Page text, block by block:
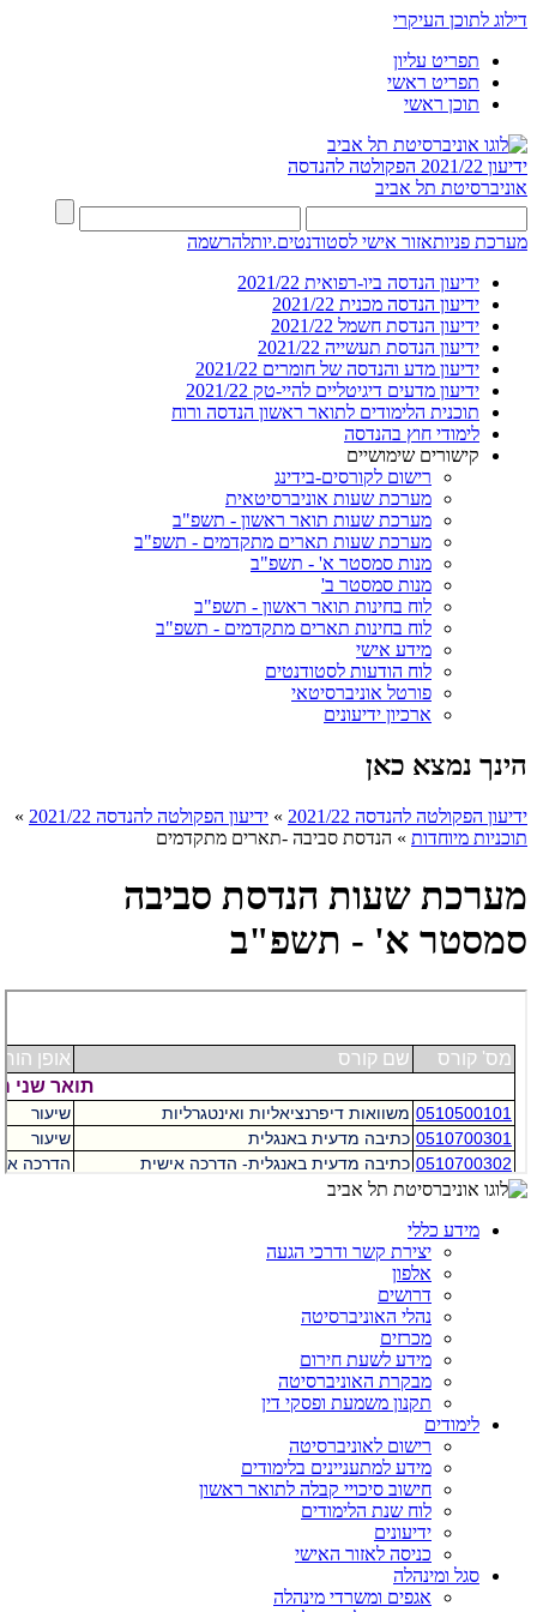
דילוג לתוכן העיקרי
תפריט עליון
תפריט ראשי
תוכן ראשי
ידיעון 2021/22
הפקולטה להנדסה
אוניברסיטת תל אביב
מערכת פניותאזור אישי לסטודנטים.יותלהרשמה
ידיעון הנדסה ביו-רפואית 2021/22
ידיעון הנדסה מכנית 2021/22
ידיעון הנדסת חשמל 2021/22
ידיעון הנדסת תעשייה 2021/22
ידיעון מדע והנדסה של חומרים 2021/22
ידיעון מדעים דיגיטליים להיי-טק 2021/22
תוכנית הלימודים לתואר ראשון הנדסה ורוח
לימודי חוץ בהנדסה
קישורים שימושיים
רישום לקורסים-בידינג
מערכת שעות אוניברסיטאית
מערכת שעות תואר ראשון - תשפ"ב
מערכת שעות תארים מתקדמים - תשפ"ב
מנות סמסטר א' - תשפ"ב
מנות סמסטר ב'
לוח בחינות תואר ראשון - תשפ"ב
לוח בחינות תארים מתקדמים - תשפ"ב
מידע אישי
לוח הודעות לסטודנטים
פורטל אוניברסיטאי
ארכיון ידיעונים
הינך נמצא כאן
ידיעון הפקולטה להנדסה 2021/22 » ידיעון הפקולטה להנדסה 2021/22
»
תוכניות מיוחדות » הנדסת סביבה -תארים מתקדמים
מערכת שעות הנדסת סביבה
סמסטר א' - תשפ"ב
מידע כללי
יצירת קשר ודרכי הגעה
אלפון
דרושים
נהלי האוניברסיטה
מכרזים
מידע לשעת חירום
מבקרת האוניברסיטה
תקנון משמעת ופסקי דין
לימודים
רישום לאוניברסיטה
מידע למתעניינים בלימודים
חישוב סיכויי קבלה לתואר ראשון
לוח שנת הלימודים
ידיעונים
כניסה לאזור האישי
סגל ומינהלה
אגפים ומשרדי מינהלה